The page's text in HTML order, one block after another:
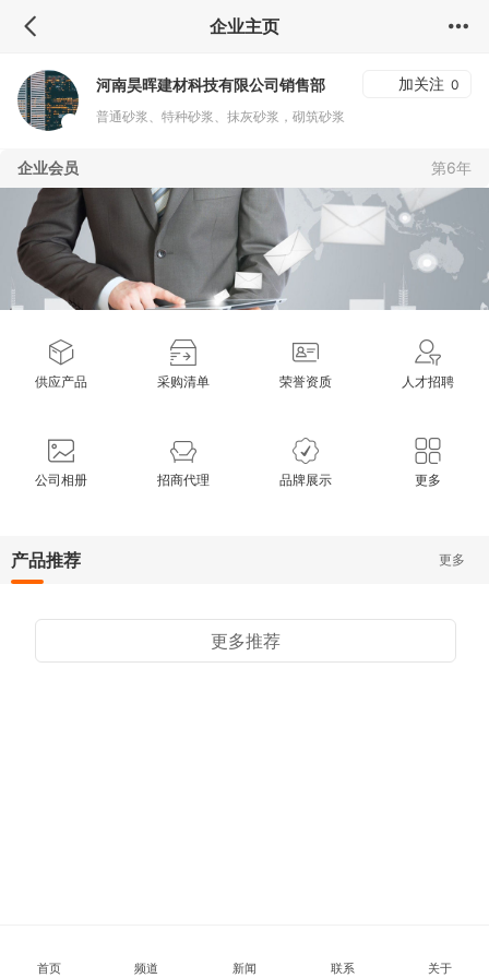
企业主页
河南昊晖建材科技有限公司销售部 加关注 0
普通砂浆、特种砂浆、抹灰砂浆，砌筑砂浆
企业会员 第6年
供应产品 采购清单 荣誉资质 人才招聘
公司相册 招商代理 品牌展示 更多
更多
产品推荐
更多推荐
首页 频道 新闻 联系 关于